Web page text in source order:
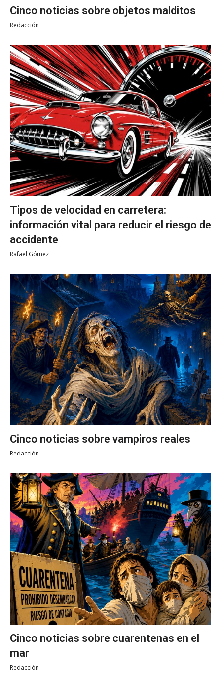
Cinco noticias sobre objetos malditos
Redacción
Tipos de velocidad en carretera:
información vital para reducir el riesgo de
accidente
Rafael Gómez
Cinco noticias sobre vampiros reales
Redacción
Cinco noticias sobre cuarentenas en el
mar
Redacción